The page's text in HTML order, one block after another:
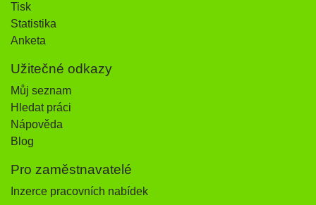
Tisk
Statistika
Anketa
Užitečné odkazy
Můj seznam
Hledat práci
Nápověda
Blog
Pro zaměstnavatelé
Inzerce pracovních nabídek